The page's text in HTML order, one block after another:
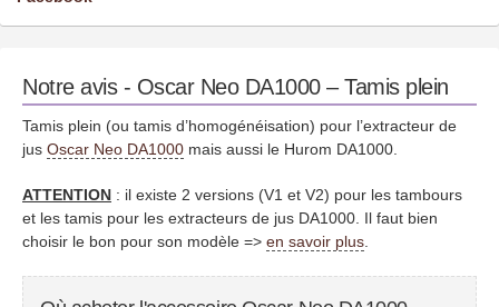
Notre avis - Oscar Neo DA1000 – Tamis plein
Tamis plein (ou tamis d’homogénéisation) pour l’extracteur de
jus Oscar Neo DA1000 mais aussi le Hurom DA1000.
ATTENTION : il existe 2 versions (V1 et V2) pour les tambours
et les tamis pour les extracteurs de jus DA1000. Il faut bien
choisir le bon pour son modèle => en savoir plus